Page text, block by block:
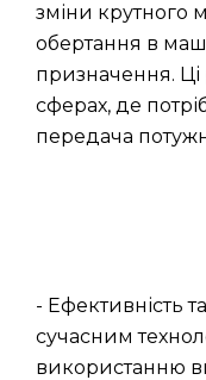
зміни крутного
обертання в
призначення.
сферах, де
передача
- Ефективність
сучасним
використанню